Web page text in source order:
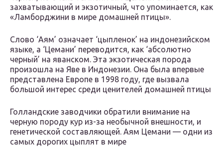
захватывающий и экзотичный, что упоминается, как
«Ламборджини в мире домашней птицы».
Слово ‘Аям’ означает ‘цыпленок’ на индонезийском
языке, а ‘Цемани’ переводится, как ‘абсолютно
черный’ на яванском. Эта экзотическая порода
произошла на Яве в Индонезии. Она была впервые
представлена Европе в 1998 году, где вызвала
большой интерес среди ценителей домашней птицы
Голландские заводчики обратили внимание на
черную породу кур из-за необычной внешности, и
генетической составляющей. Аям Цемани — одни из
самых дорогих цыплят в мире